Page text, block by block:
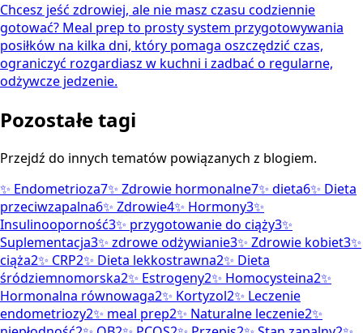
Chcesz jeść zdrowiej, ale nie masz czasu codziennie
gotować? Meal prep to prosty system przygotowywania
posiłków na kilka dni, który pomaga oszczędzić czas,
ograniczyć rozgardiasz w kuchni i zadbać o regularne,
odżywcze jedzenie.
Pozostałe tagi
Przejdź do innych tematów powiązanych z blogiem.
✨ Endometrioza7✨ Zdrowie hormonalne7✨ dieta6✨ Dieta
przeciwzapalna6✨ Zdrowie4✨ Hormony3✨
Insulinooporność3✨ przygotowanie do ciąży3✨
Suplementacja3✨ zdrowe odżywianie3✨ Zdrowie kobiet3✨
ciąża2✨ CRP2✨ Dieta lekkostrawna2✨ Dieta
śródziemnomorska2✨ Estrogeny2✨ Homocysteina2✨
Hormonalna równowaga2✨ Kortyzol2✨ Leczenie
endometriozy2✨ meal prep2✨ Naturalne leczenie2✨